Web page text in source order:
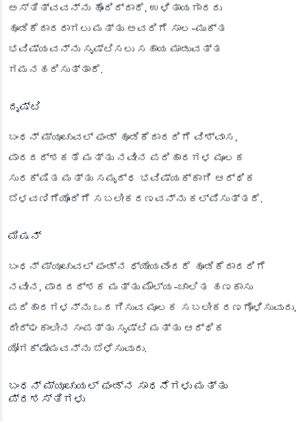
ಅಸ್ತಿತ್ವವನ್ನು ಹೊಂದಿದ್ದಾರೆ, ಉಳಿತಾಯಗಾರರು
ಹೂಡಿಕೆದಾರರಾಗಲು ಮತ್ತು ಅವರಿಗೆ ಸಾಲ-ಮುಕ್ತ
ಭವಿಷ್ಯವನ್ನು ಸೃಷ್ಟಿಸಲು ಸಹಾಯ ಮಾಡುವತ್ತ
ಗಮನಹರಿಸುತ್ತಾರೆ.
ದೃಷ್ಟಿ
ಬಂಧನ್ ಮ್ಯೂಚುವಲ್ ಫಂಡ್ ಹೂಡಿಕೆದಾರರಿಗೆ ವಿಶ್ವಾಸ,
ಪಾರದರ್ಶಕತೆ ಮತ್ತು ನವೀನ ಪರಿಹಾರಗಳ ಮೂಲಕ
ಸುರಕ್ಷಿತ ಮತ್ತು ಸಮೃದ್ಧ ಭವಿಷ್ಯಕ್ಕಾಗಿ ಆರ್ಥಿಕ
ಬೆಳವಣಿಗೆಯೊಂದಿಗೆ ಸಬಲೀಕರಣವನ್ನು ಕಲ್ಪಿಸುತ್ತದೆ.
ಮಿಷನ್
ಬಂಧನ್ ಮ್ಯೂಚುವಲ್ ಫಂಡ್‌ನ ಧ್ಯೇಯವೆಂದರೆ ಹೂಡಿಕೆದಾರರಿಗೆ
ನವೀನ, ಪಾರದರ್ಶಕ ಮತ್ತು ಮೌಲ್ಯ-ಚಾಲಿತ ಹಣಕಾಸು
ಪರಿಹಾರಗಳನ್ನು ಒದಗಿಸುವ ಮೂಲಕ ಸಬಲೀಕರಣಗೊಳಿಸುವುದು,
ದೀರ್ಘಕಾಲೀನ ಸಂಪತ್ತು ಸೃಷ್ಟಿ ಮತ್ತು ಆರ್ಥಿಕ
ಯೋಗಕ್ಷೇಮವನ್ನು ಬೆಳೆಸುವುದು.
ಬಂಧನ್ ಮ್ಯೂಚುಯಲ್ ಫಂಡ್‌ನ ಸಾಧನೆಗಳು ಮತ್ತು
ಪ್ರಶಸ್ತಿಗಳು